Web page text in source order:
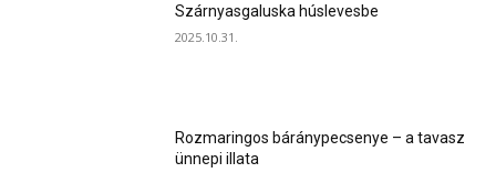
Szárnyasgaluska húslevesbe
2025.10.31.
Rozmaringos báránypecsenye – a tavasz
ünnepi illata